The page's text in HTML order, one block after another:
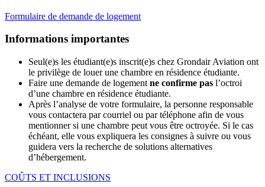
Formulaire de demande de logement
Informations importantes
Seul(e)s les étudiant(e)s inscrit(e)s chez Grondair Aviation ont
le privilège de louer une chambre en résidence étudiante.
Faire une demande de logement ne confirme pas l’octroi
d’une chambre en résidence étudiante.
Après l’analyse de votre formulaire, la personne responsable
vous contactera par courriel ou par téléphone afin de vous
mentionner si une chambre peut vous être octroyée. Si le cas
échéant, elle vous expliquera les consignes à suivre ou vous
guidera vers la recherche de solutions alternatives
d’hébergement.
COÛTS ET INCLUSIONS